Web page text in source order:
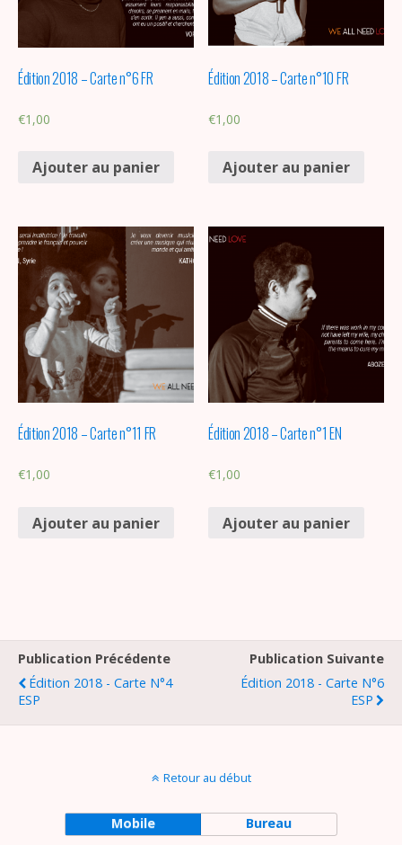
Édition 2018 – Carte n°6 FR
€1,00
Ajouter au panier
Édition 2018 – Carte n°10 FR
€1,00
Ajouter au panier
Édition 2018 – Carte n°11 FR
€1,00
Ajouter au panier
Édition 2018 – Carte n°1 EN
€1,00
Ajouter au panier
Publication Précédente
Édition 2018 - Carte N°4
ESP
Publication Suivante
Édition 2018 - Carte N°6
ESP
Retour au début
Mobile Bureau